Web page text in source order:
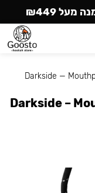
Darkside —
Darkside –
₪449